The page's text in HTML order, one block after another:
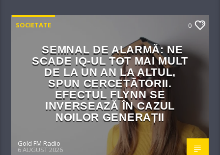
SOCIETATE 0
SEMNAL DE ALARMĂ: NE
SCADE IQ-UL TOT MAI MULT
DE LA UN AN LA ALTUL,
SPUN CERCETĂTORII.
EFECTUL FLYNN SE
INVERSEAZĂ ÎN CAZUL
NOILOR GENERAȚII
Gold FM Radio
6 AUGUST 2026